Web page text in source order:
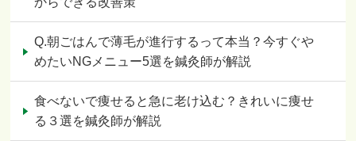
Q.朝ごはんで薄毛が進行するって本当？今すぐや
めたいNGメニュー5選を鍼灸師が解説
食べないで痩せると急に老け込む？きれいに痩せ
る３選を鍼灸師が解説